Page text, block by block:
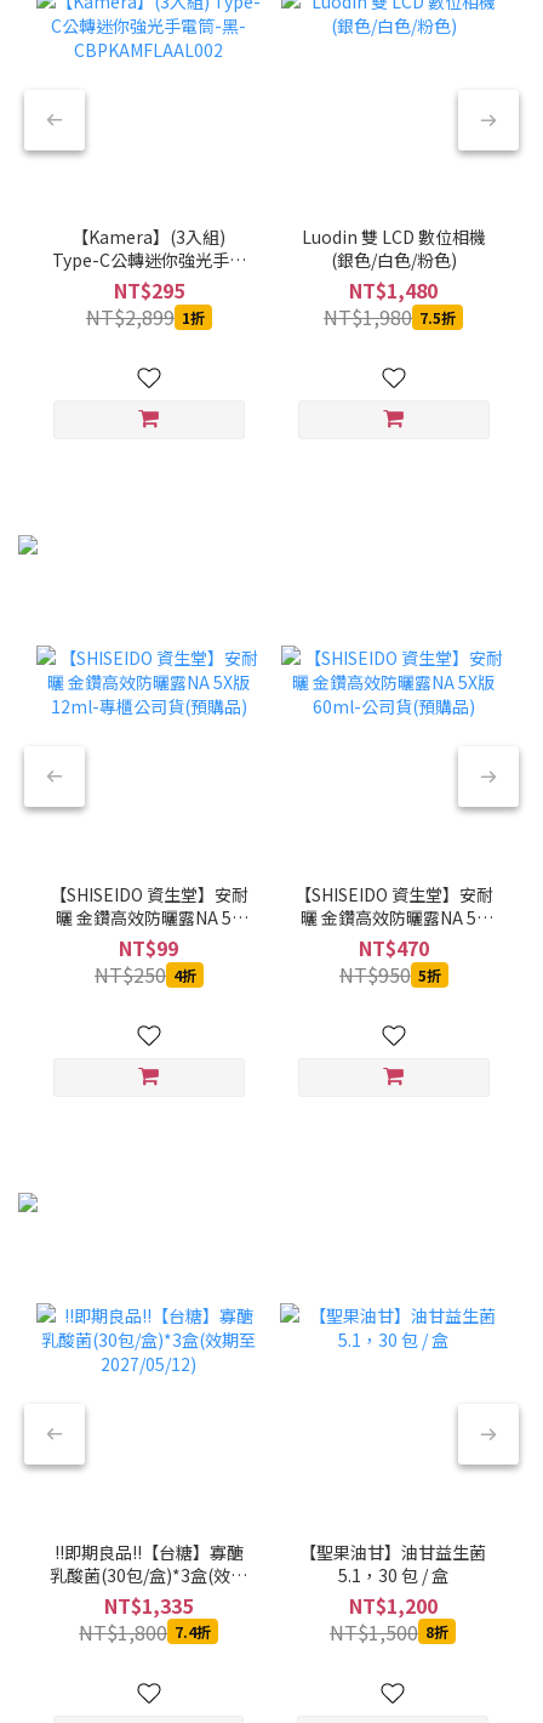
【Kamera】(3入組)
Type-C公轉迷你強光手電
筒-黑-CBPKAMFLAAL002
NT$295
NT$2,899 1折
Luodin 雙 LCD 數位相機
(銀色/白色/粉色)
NT$1,480
NT$1,980 7.5折
【SHISEIDO 資生堂】安耐
曬 金鑽高效防曬露NA 5X
版 12ml-專櫃公司貨(預購
品)
NT$99
NT$250 4折
【SHISEIDO 資生堂】安耐
曬 金鑽高效防曬露NA 5X
版 60ml-公司貨(預購品)
NT$470
NT$950 5折
!!即期良品!!【台糖】寡醣
乳酸菌(30包/盒)*3盒(效期
至2027/05/12)
NT$1,335
NT$1,800 7.4折
【聖果油甘】油甘益生菌
5.1，30 包 / 盒
NT$1,200
NT$1,500 8折